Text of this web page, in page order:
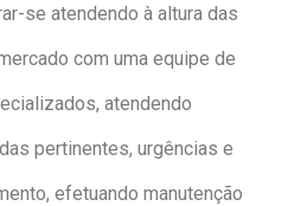
se atendendo à altura das
com uma equipe de
atendendo
pertinentes, urgências e
efetuando manutenção